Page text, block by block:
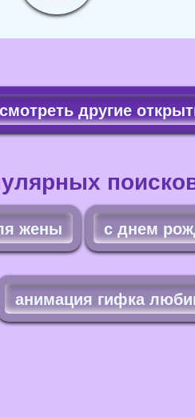
другие
жены с днем
анимация гифка